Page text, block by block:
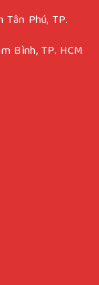
Tân Phú, TP.
Bình, TP. HCM